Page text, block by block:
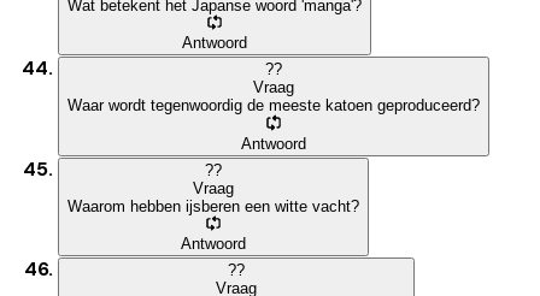
Wat betekent het Japanse woord 'manga'?
Antwoord
??
Vraag
Waar wordt tegenwoordig de meeste katoen geproduceerd?
Antwoord
??
Vraag
Waarom hebben ijsberen een witte vacht?
Antwoord
??
Vraag